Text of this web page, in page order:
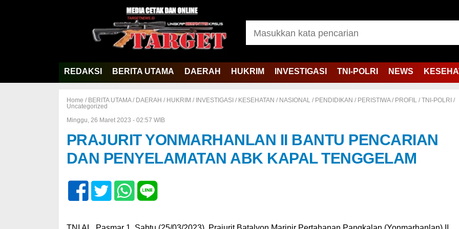
REDAKSI BERITA UTAMA DAERAH HUKRIM INVESTIGASI TNI-POLRI NEWS
Home / BERITA UTAMA/ DAERAH / HUKRIM / INVESTIGASI / KESEHATAN / NASIONAL/ PENDIDIKAN / PERISTIWA/ PROFIL/ TNI-POLRI /
Uncategorized
Minggu, 26 Maret 2023 - 02:57 WIB
PRAJURIT YONMARHANLAN II BANTU PENCARIAN
DAN PENYELAMATAN ABK KAPAL TENGGELAM